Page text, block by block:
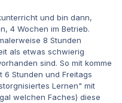
und bin dann,
4 Wochen im Betrieb.
8 Stunden
als etwas schwierig
sind. So mit komme
6 Stunden und Freitags
Lernen" mit
welchen Faches) diese